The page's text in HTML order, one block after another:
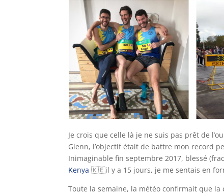
Je crois que celle là je ne suis pas prêt de
Glenn, l’objectif était de battre mon record
Inimaginable fin septembre 2017, blessé
Kenya 🇰🇪il y a 15 jours, je me sentais en
Toute la semaine, la météo confirmait que